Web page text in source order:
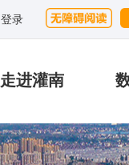
登录
走进灌南